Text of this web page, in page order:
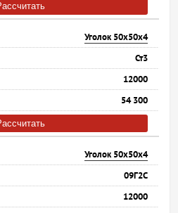
Уголок 50х50х4
Ст3
12000
54 300
Уголок 50х50х4
09Г2С
12000